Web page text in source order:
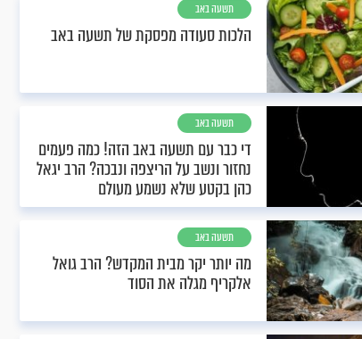
תשעה באב
הלכות סעודה מפסקת של תשעה באב
תשעה באב
די כבר עם תשעה באב הזה! כמה פעמים
נחזור ונשב על הריצפה ונבכה? הרב יגאל
כהן בקטע שלא נשמע מעולם
תשעה באב
מה יותר יקר מבית המקדש? הרב גואל
אלקריף מגלה את הסוד